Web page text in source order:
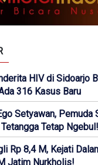
HIV di Sidoarjo
316 Kasus Baru
Setyawan, Pemuda
Tetangga Tetap Ngebul!
Rp 8,4 M, Kejati
Jatim Nurkholis!